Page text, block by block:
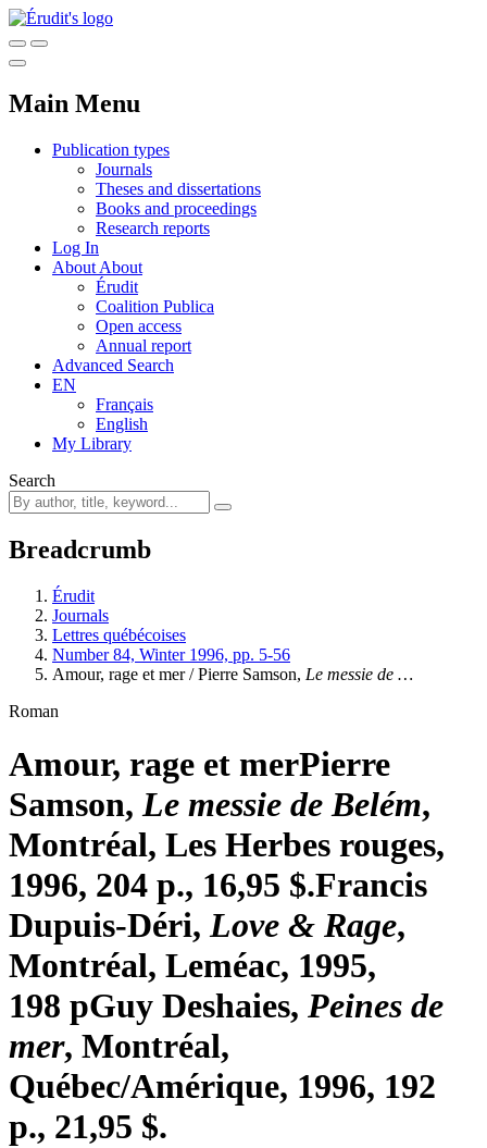
Main Menu
Publication types
Journals
Theses and dissertations
Books and proceedings
Research reports
Log In
About About
Érudit
Coalition Publica
Open access
Annual report
Advanced Search
EN
Français
English
My Library
Search
Breadcrumb
Érudit
Journals
Lettres québécoises
Number 84, Winter 1996, pp. 5-56
Amour, rage et mer / Pierre Samson, Le messie de …
Roman
Amour, rage et merPierre
Samson, Le messie de Belém,
Montréal, Les Herbes rouges,
1996, 204 p., 16,95 $.Francis
Dupuis-Déri, Love & Rage,
Montréal, Leméac, 1995,
198 pGuy Deshaies, Peines de
mer, Montréal,
Québec/Amérique, 1996, 192
p., 21,95 $.